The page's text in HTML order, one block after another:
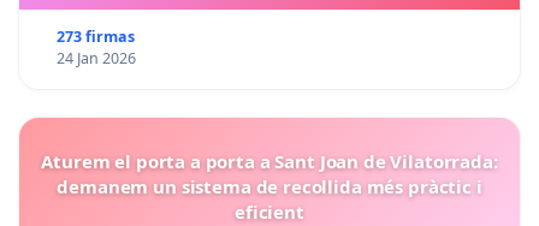
273 firmas
24 Jan 2026
Aturem el porta a porta a Sant Joan de Vilatorrada:
demanem un sistema de recollida més pràctic i
eficient